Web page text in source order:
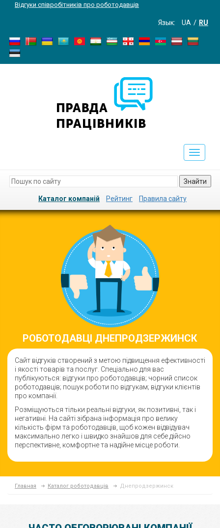
Відгуки співробітників про роботодавців
Язык: UA RU
Toggle
Знайти
Каталог компаній Рейтинг Правила сайту
РОБОТОДАВЦI ДНЕПРОДЗЕРЖИНСК
Сайт відгуків створений з метою підвищення ефективності
і якості товарiв та послуг. Спеціально для вас
публікуються: відгуки про роботодавців; чорний список
роботодавців; пошук роботи по відгукам; відгуки клієнтів
про компанії.
Розміщуються тільки реальні відгуки, як позитивні, так і
негативні. На сайті зібрана інформація про велику
кількість фірм та роботодавців, щоб кожен відвідувач
максимально легко і швидко знайшов для себе дійсно
перспективне, комфортне та надійне місце роботи.
Главная Каталог роботодавців Днепродзержинск